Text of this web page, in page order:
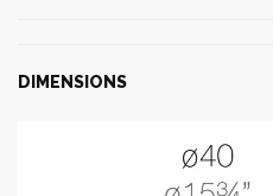
DIMENSIONS